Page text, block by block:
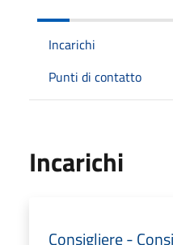
Incarichi
Punti di contatto
Incarichi
Consigliere -